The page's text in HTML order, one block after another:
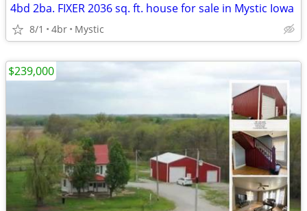
4bd 2ba. FIXER 2036 sq. ft. house for sale in Mystic Iowa
8/1 4br Mystic
$239,000